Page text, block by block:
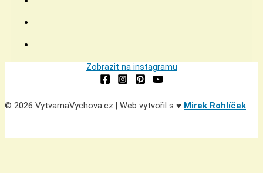
Zobrazit na instagramu
© 2026 VytvarnaVychova.cz | Web vytvořil s ♥ Mirek Rohlíček